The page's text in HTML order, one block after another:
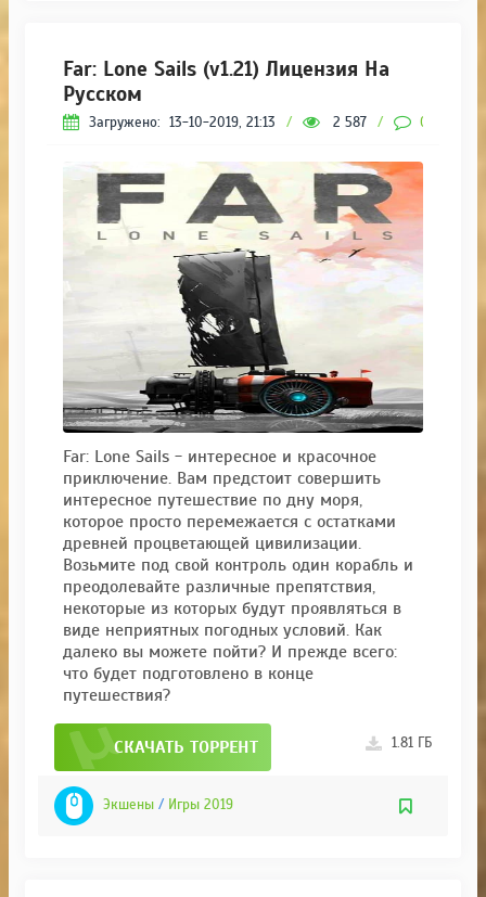
Far: Lone Sails (v1.21) Лицензия На
Русском
Загружено: 13-10-2019, 21:13 / 2 587 / 0
Far: Lone Sails - интересное и красочное
приключение. Вам предстоит совершить
интересное путешествие по дну моря,
которое просто перемежается с остатками
древней процветающей цивилизации.
Возьмите под свой контроль один корабль и
преодолевайте различные препятствия,
некоторые из которых будут проявляться в
виде неприятных погодных условий. Как
далеко вы можете пойти? И прежде всего:
что будет подготовлено в конце
путешествия?
СКАЧАТЬ ТОРРЕНТ 1.81 ГБ
Экшены / Игры 2019